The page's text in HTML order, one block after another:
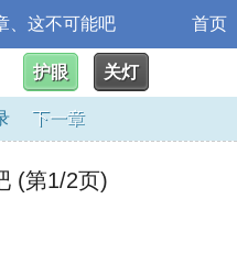
、这不可能吧 首页
护眼 关灯
下一章
(第1/2页)